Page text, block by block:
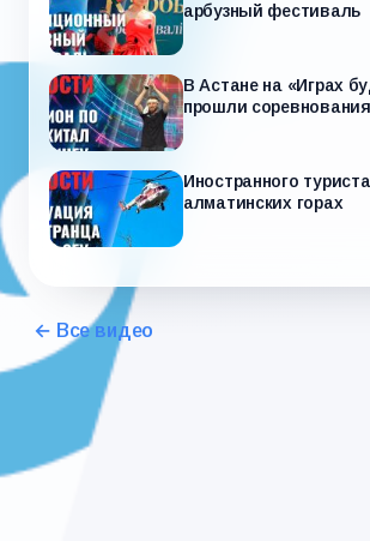
арбузный фестиваль
В Астане на «Играх
прошли
Иностранного
алматинских горах
← Все видео